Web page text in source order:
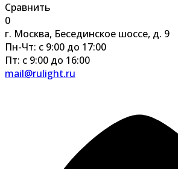
Сравнить
0
г. Москва, Бесединское шоссе, д. 9
Пн-Чт: с 9:00 до 17:00
Пт: с 9:00 до 16:00
mail@rulight.ru